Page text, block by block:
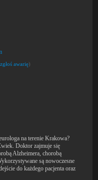
zgłoś awarię)
na terenie Krakowa?
Doktor zajmuje się
Alzheimera, chorobą
są nowoczesne
do każdego pacjenta oraz